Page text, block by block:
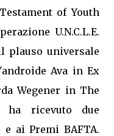
of Youth
U.N.C.L.E.
plauso universale
Ava in Ex
Wegener in The
ricevuto due
ai Premi BAFTA.